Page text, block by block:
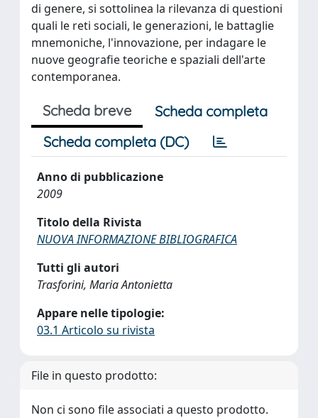
di genere, si sottolinea la rilevanza di questioni
quali le reti sociali, le generazioni, le battaglie
mnemoniche, l'innovazione, per indagare le
nuove geografie teoriche e spaziali dell'arte
contemporanea.
Scheda breve
Scheda completa
Scheda completa (DC)
Anno di pubblicazione
2009
Titolo della Rivista
NUOVA INFORMAZIONE BIBLIOGRAFICA
Tutti gli autori
Trasforini, Maria Antonietta
Appare nelle tipologie:
03.1 Articolo su rivista
File in questo prodotto:
Non ci sono file associati a questo prodotto.